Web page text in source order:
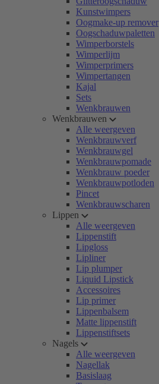
Kunstwimpers
Oogmake-up remover
Oogschaduwpaletten
Wimperborstels
Wimperlijm
Wimperprimers
Wimpertangen
Kajal
Sets
Wenkbrauwen
Wenkbrauwen
Alle weergeven
Wenkbrauwverf
Wenkbrauwgel
Wenkbrauwpomade
Wenkbrauw poeder
Wenkbrauwpotloden
Pincet
Wenkbrauwscharen
Lippen
Alle weergeven
Lippenstift
Lipgloss
Lipliner
Lip plumper
Liquid Lipstick
Accessoires
Lip primer
Lippenbalsem
Matte lippenstift
Lippenstiftsets
Nagels
Alle weergeven
Nagellak
Basislaag